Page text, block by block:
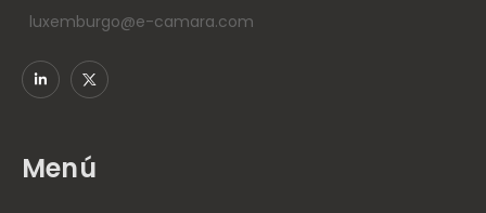
luxemburgo@e-camara.com
Menú